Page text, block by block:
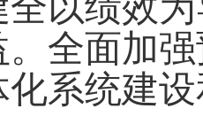
全面加
化系统建